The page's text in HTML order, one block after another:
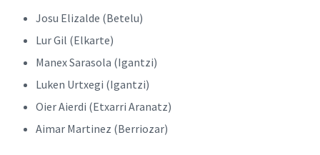
Josu Elizalde (Betelu)
Lur Gil (Elkarte)
Manex Sarasola (Igantzi)
Luken Urtxegi (Igantzi)
Oier Aierdi (Etxarri Aranatz)
Aimar Martinez (Berriozar)